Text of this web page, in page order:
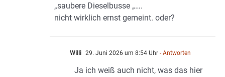
„saubere Dieselbusse „….
nicht wirklich ernst gemeint. oder?
Willi 29. Juni 2026 um 8:54 Uhr - Antworten
Ja ich weiß auch nicht, was das hier